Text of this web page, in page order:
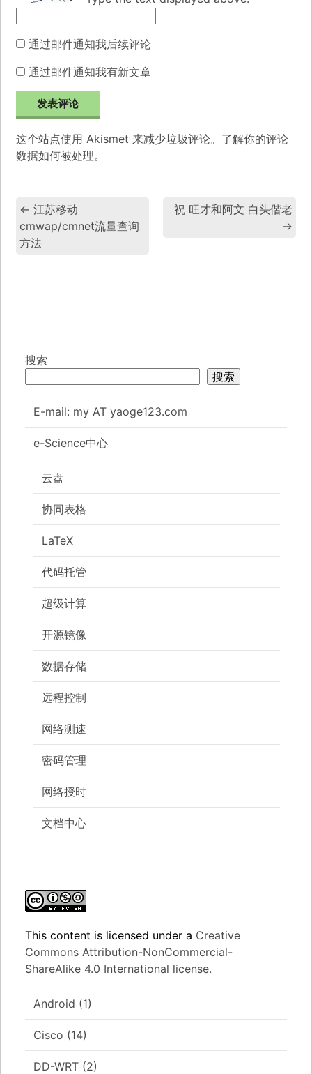
通过邮件通知我后续评论
通过邮件通知我有新文章
这个站点使用 Akismet 来减少垃圾评论。 了解你的评论
数据如何被处理。
← 江苏移动
cmwap/cmnet流量查询
方法
祝 旺才和阿文 白头偕老
→
搜索
搜索
E-mail: my AT yaoge123.com
e-Science中心
云盘
协同表格
LaTeX
代码托管
超级计算
开源镜像
数据存储
远程控制
网络测速
密码管理
网络授时
文档中心
This content is licensed under a Creative
Commons Attribution-NonCommercial-
ShareAlike 4.0 International license.
Android (1)
Cisco (14)
DD-WRT (2)